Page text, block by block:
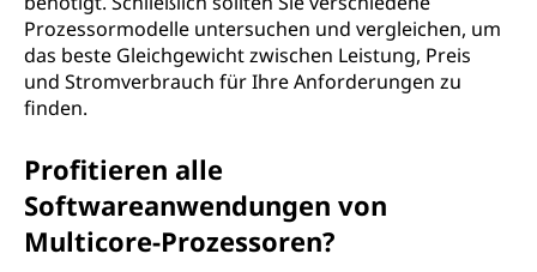
Prozessormodelle untersuchen und vergleichen, um
das beste Gleichgewicht zwischen Leistung, Preis
und Stromverbrauch für Ihre Anforderungen zu
finden.
Profitieren alle
Softwareanwendungen von
Multicore-Prozessoren?